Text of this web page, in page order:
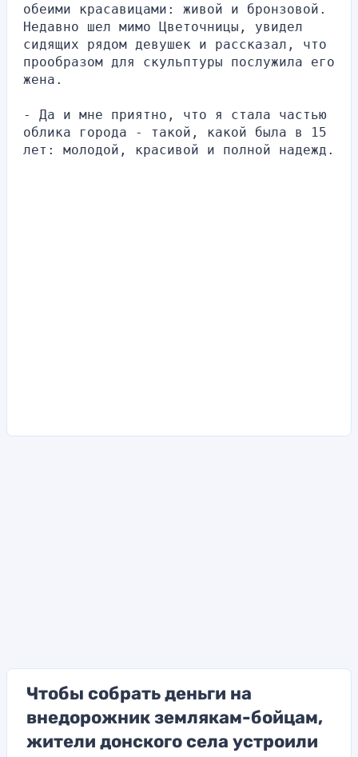
обеими красавицами: живой и бронзовой.
Недавно шел мимо Цветочницы, увидел
сидящих рядом девушек и рассказал, что
прообразом для скульптуры послужила его
жена.
- Да и мне приятно, что я стала частью
облика города - такой, какой была в 15
лет: молодой, красивой и полной надежд.
Чтобы собрать деньги на
внедорожник землякам-бойцам,
жители донского села устроили